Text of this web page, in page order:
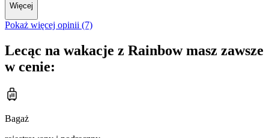
Więcej
Pokaż więcej opinii (7)
Lecąc na wakacje z Rainbow masz zawsze
w cenie:
Bagaż